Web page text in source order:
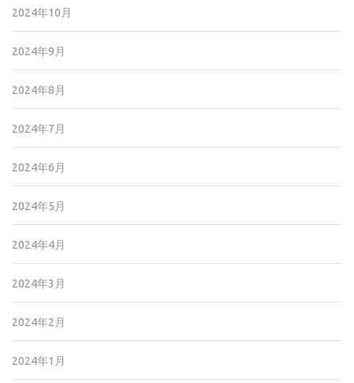
2024年10月
2024年9月
2024年8月
2024年7月
2024年6月
2024年5月
2024年4月
2024年3月
2024年2月
2024年1月